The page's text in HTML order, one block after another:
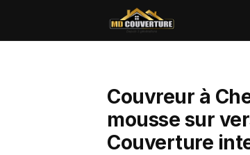
Couvreur à
mousse sur
Couverture